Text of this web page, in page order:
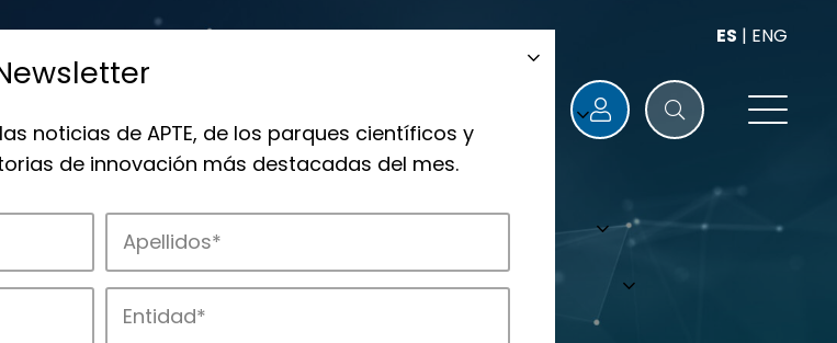
ES | ENG
noticias de APTE, de los parques científicos y
de innovación más destacadas del mes.